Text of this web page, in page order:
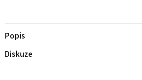
Popis
Diskuze